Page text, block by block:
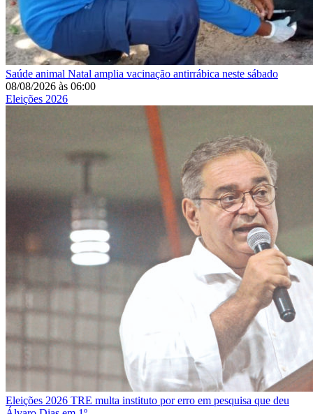
Saúde animal Natal amplia vacinação antirrábica neste sábado
08/08/2026 às 06:00
Eleições 2026
Eleições 2026 TRE multa instituto por erro em pesquisa que deu